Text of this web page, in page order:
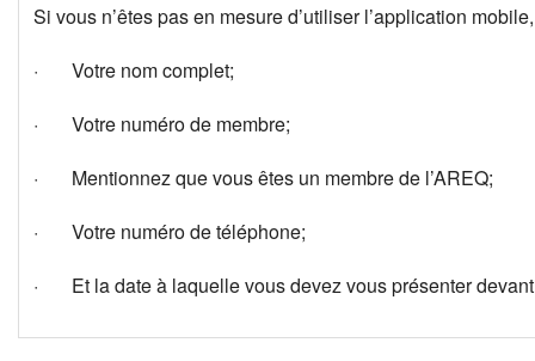
Si vous n’êtes pas en mesure d’utiliser l’application
· Votre nom complet;
· Votre numéro de membre;
· Mentionnez que vous êtes un membre de l’AREQ;
· Votre numéro de téléphone;
· Et la date à laquelle vous devez vous présenter